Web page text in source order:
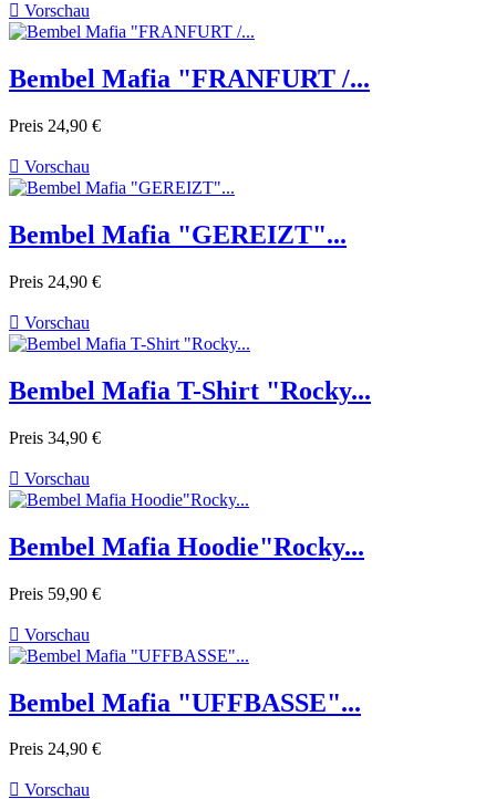
 Vorschau
Bembel Mafia "FRANFURT /...
Preis 24,90 €
 Vorschau
Bembel Mafia "GEREIZT"...
Preis 24,90 €
 Vorschau
Bembel Mafia T-Shirt "Rocky...
Preis 34,90 €
 Vorschau
Bembel Mafia Hoodie"Rocky...
Preis 59,90 €
 Vorschau
Bembel Mafia "UFFBASSE"...
Preis 24,90 €
 Vorschau